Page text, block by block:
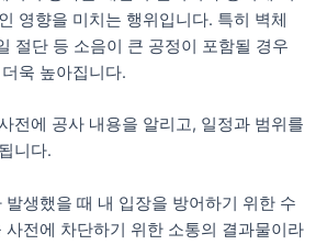
영향을 미치는 행위입니다. 특히 벽체
절단 등 소음이 큰 공정이 포함될 경우
욱 높아집니다.
전에 공사 내용을 알리고, 일정과 범위를
니다.
발생했을 때 내 입장을 방어하기 위한 수
사전에 차단하기 위한 소통의 결과물이라